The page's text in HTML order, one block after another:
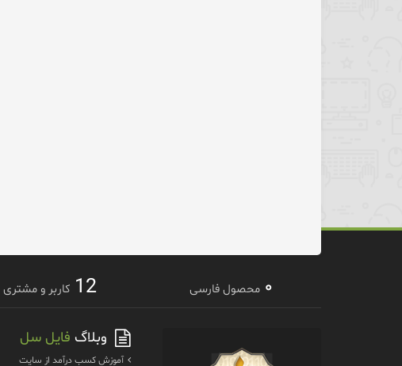
۰ محصول فارسی 12 کاربر و مشتری
وبلاگ فایل سل
آموزش كسب درآمد از سايت